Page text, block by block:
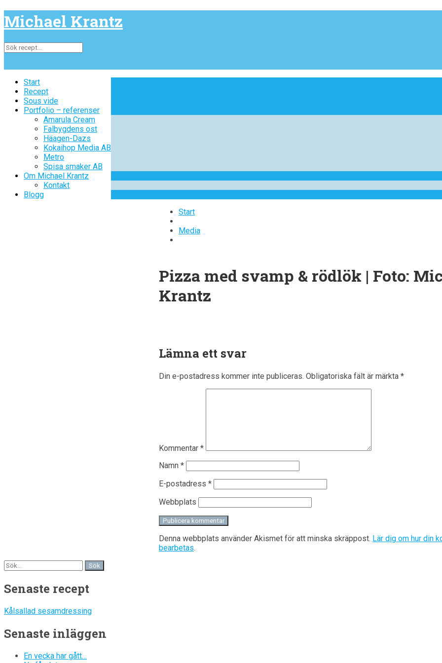
Michael Krantz
Start
Recept
Sous vide
Portfolio – referenser
Amarula Cream
Falbygdens ost
Häagen-Dazs
Kokaihop Media AB
Metro
Spisa smaker AB
Om Michael Krantz
Kontakt
Blogg
Start
Recept
Sous vide
Portfolio – referenser
Amarula Cream
Falbygdens ost
Häagen-Dazs
Kokaihop Media AB
Metro
Spisa smaker AB
Om Michael Krantz
Kontakt
Blogg
Start
Media
Pizza med svamp & rödlök | Foto:
Krantz
Lämna ett svar
Din e-postadress kommer inte publiceras. Obligatoriska fält är märkta *
Kommentar *
Namn *
E-postadress *
Webbplats
Denna webbplats använder Akismet för att minska skräppost. Lär dig om hur din
bearbetas.
Senaste recept
Kålsallad sesamdressing
Senaste inläggen
En vecka har gått…